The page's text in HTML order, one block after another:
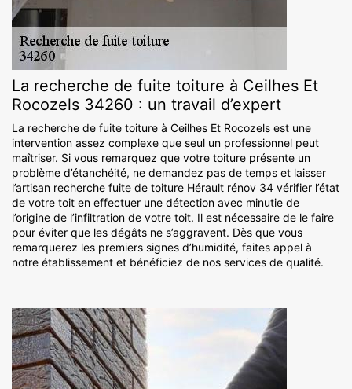
La recherche de fuite toiture à Ceilhes Et
Rocozels 34260 : un travail d’expert
La recherche de fuite toiture à Ceilhes Et Rocozels est une
intervention assez complexe que seul un professionnel peut
maîtriser. Si vous remarquez que votre toiture présente un
problème d’étanchéité, ne demandez pas de temps et laisser
l’artisan recherche fuite de toiture Hérault rénov 34 vérifier l’état
de votre toit en effectuer une détection avec minutie de
l’origine de l’infiltration de votre toit. Il est nécessaire de le faire
pour éviter que les dégâts ne s’aggravent. Dès que vous
remarquerez les premiers signes d’humidité, faites appel à
notre établissement et bénéficiez de nos services de qualité.